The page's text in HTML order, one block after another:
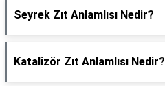
Seyrek Zıt Anlamlısı Nedir?
Katalizör Zıt Anlamlısı Nedir?